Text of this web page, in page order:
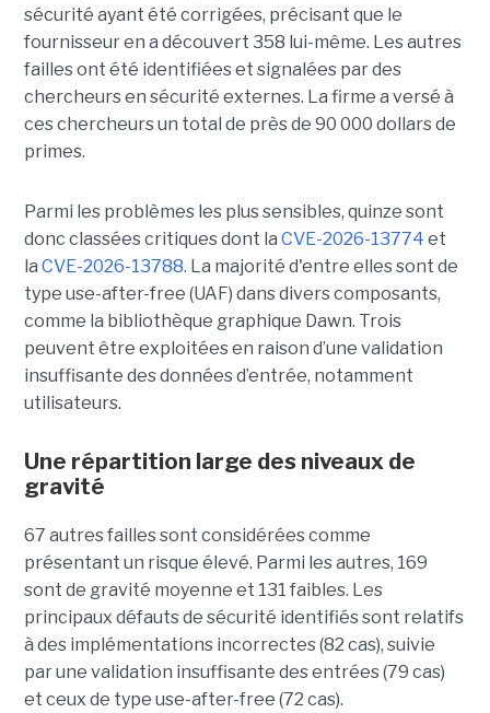
sécurité ayant été corrigées, précisant que le
fournisseur en a découvert 358 lui-même. Les autres
failles ont été identifiées et signalées par des
chercheurs en sécurité externes. La firme a versé à
ces chercheurs un total de près de 90 000 dollars de
primes.
Parmi les problèmes les plus sensibles, quinze sont
donc classées critiques dont la CVE-2026-13774 et
la CVE-2026-13788. La majorité d'entre elles sont de
type use-after-free (UAF) dans divers composants,
comme la bibliothèque graphique Dawn. Trois
peuvent être exploitées en raison d’une validation
insuffisante des données d’entrée, notamment
utilisateurs.
Une répartition large des niveaux de
gravité
67 autres failles sont considérées comme
présentant un risque élevé. Parmi les autres, 169
sont de gravité moyenne et 131 faibles. Les
principaux défauts de sécurité identifiés sont relatifs
à des implémentations incorrectes (82 cas), suivie
par une validation insuffisante des entrées (79 cas)
et ceux de type use-after-free (72 cas).